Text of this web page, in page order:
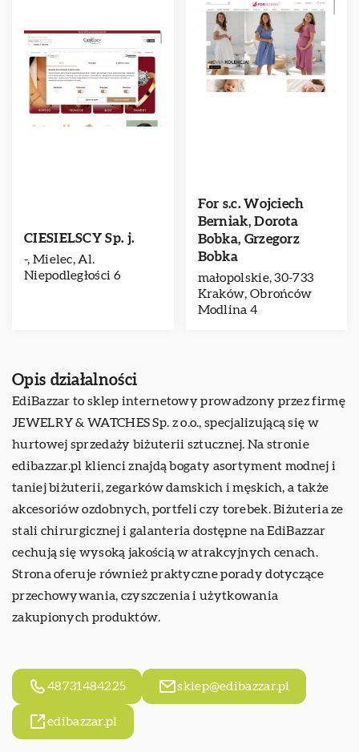
CIESIELSCY Sp. j.
-, Mielec, Al.
Niepodległości 6
For s.c. Wojciech
Berniak, Dorota
Bobka, Grzegorz
Bobka
małopolskie, 30-733
Kraków, Obrońców
Modlina 4
Opis działalności
EdiBazzar to sklep internetowy prowadzony przez firmę
JEWELRY & WATCHES Sp. z o.o., specjalizującą się w
hurtowej sprzedaży biżuterii sztucznej. Na stronie
edibazzar.pl klienci znajdą bogaty asortyment modnej i
taniej biżuterii, zegarków damskich i męskich, a także
akcesoriów ozdobnych, portfeli czy torebek. Biżuteria ze
stali chirurgicznej i galanteria dostępne na EdiBazzar
cechują się wysoką jakością w atrakcyjnych cenach.
Strona oferuje również praktyczne porady dotyczące
przechowywania, czyszczenia i użytkowania
zakupionych produktów.
48731484225 sklep@edibazzar.pl
edibazzar.pl